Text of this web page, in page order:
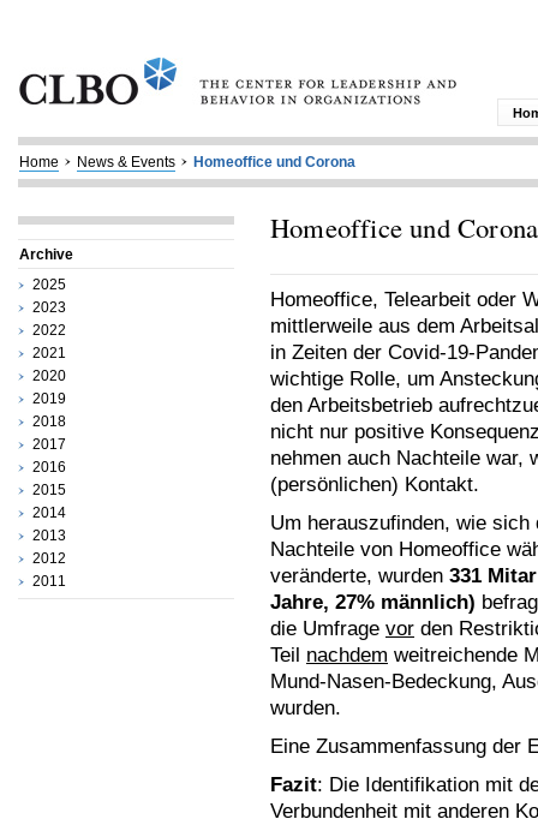
Home News & Events Homeoffice und Corona
Archive
2025
2023
2022
2021
2020
2019
2018
2017
2016
2015
2014
2013
2012
2011
Homeoffice und Corona
Homeoffice, Telearbeit oder
mittlerweile aus dem
in Zeiten der Covid-19-
wichtige Rolle, um
den Arbeitsbetrieb
nicht nur positive
nehmen auch Nachteile war,
(persönlichen) Kontakt.
Um herauszufinden, wie
Nachteile von Homeoffice
veränderte, wurden 331
Jahre, 27% männlich)
die Umfrage vor den
Teil nachdem weitreichende
Mund-Nasen-Bedeckung,
wurden.
Eine Zusammenfassung der
Fazit: Die Identifikation mit
Verbundenheit mit anderen